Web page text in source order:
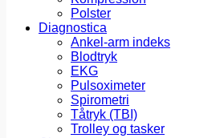
Polster
Diagnostica
Ankel-arm indeks
Blodtryk
EKG
Pulsoximeter
Spirometri
Tåtryk (TBI)
Trolley og tasker